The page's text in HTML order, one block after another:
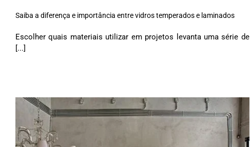
Saiba a diferença e importância entre vidros temperados e laminados
Escolher quais materiais utilizar em projetos levanta uma série de
[...]